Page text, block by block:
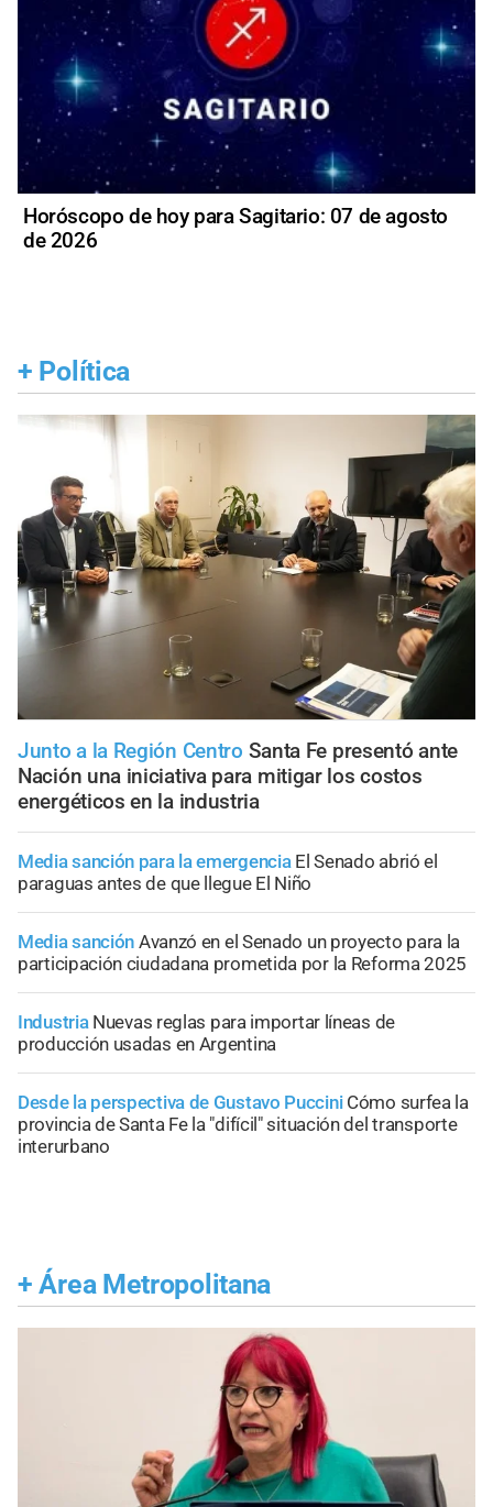
Horóscopo de hoy para Sagitario: 07 de agosto
de 2026
+ Política
Junto a la Región Centro Santa Fe presentó ante
Nación una iniciativa para mitigar los costos
energéticos en la industria
Media sanción para la emergencia El Senado abrió el
paraguas antes de que llegue El Niño
Media sanción Avanzó en el Senado un proyecto para la
participación ciudadana prometida por la Reforma 2025
Industria Nuevas reglas para importar líneas de
producción usadas en Argentina
Desde la perspectiva de Gustavo Puccini Cómo surfea la
provincia de Santa Fe la "difícil" situación del transporte
interurbano
+ Área Metropolitana